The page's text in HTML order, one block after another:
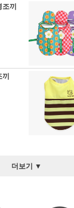
조끼
끼
더보기 ▼